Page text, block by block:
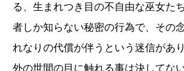
る、生まれつき目の不自由な巫女た
者しか知らない秘密の行為で、その
れなりの代償が伴うという迷信があ
外の世間の目に触れる事は決してな